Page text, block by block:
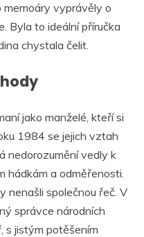
memoáry vyprávěly o
Byla to ideální příručka
chystala čelit.
jako manželé, kteří si
1984 se jejich vztah
nedorozumění vedly k
hádkám a odměřenosti.
nenašli společnou řeč. V
správce národních
s jistým potěšením